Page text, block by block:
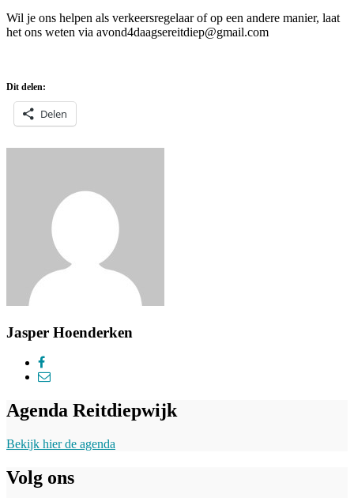
Wil je ons helpen als verkeersregelaar of op een andere manier, laat
het ons weten via avond4daagsereitdiep@gmail.com
Dit delen:
Delen
Jasper Hoenderken
Agenda Reitdiepwijk
Bekijk hier de agenda
Volg ons